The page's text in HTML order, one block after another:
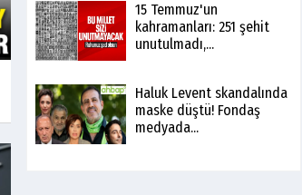
15 Temmuz'un
kahramanları: 251 şehit
unutulmadı,...
Haluk Levent skandalında
maske düştü! Fondaş
medyada...